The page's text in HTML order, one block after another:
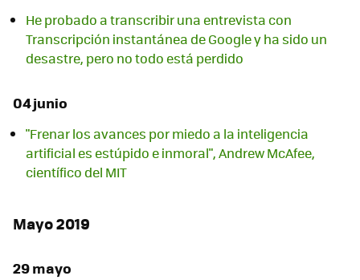
He probado a transcribir una entrevista con
Transcripción instantánea de Google y ha sido un
desastre, pero no todo está perdido
04 junio
"Frenar los avances por miedo a la inteligencia
artificial es estúpido e inmoral", Andrew McAfee,
científico del MIT
Mayo 2019
29 mayo